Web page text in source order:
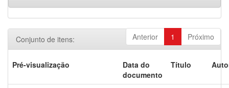
Anterior 1 Próximo
Conjunto de itens:
Pré-visualização
Data do
documento
Título